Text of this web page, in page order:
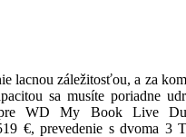
lacnou záležitosťou, a za
sa musíte poriadne
pre WD My Book Live
€, prevedenie s dvoma 3